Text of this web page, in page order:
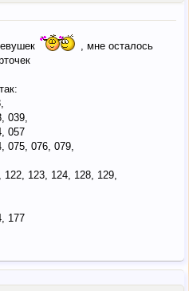
, мне осталось
039,
057
075, 076, 079,
122, 123, 124, 128, 129,
177